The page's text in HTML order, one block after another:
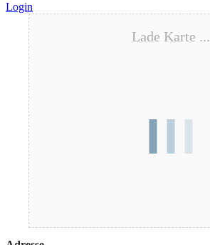
Login
Lade Karte ...